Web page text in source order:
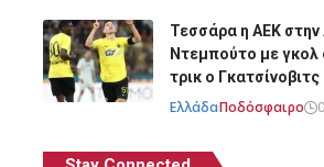
Τεσσάρα η ΑΕΚ
Ντεμπούτο με γκολ
τρικ ο Γκατσίνοβιτς
ΕλλάδαΠοδόσφαιρο